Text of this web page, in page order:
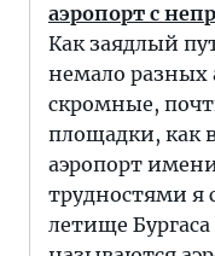
аэропорт с
Как заядлый
немало разных
скромные,
площадки, как
аэропорт
трудностями я
летище